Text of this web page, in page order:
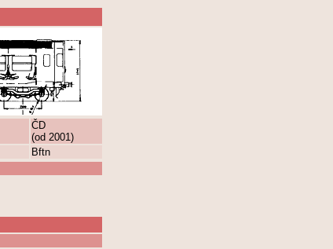
ČD
(od 2001)
Bftn